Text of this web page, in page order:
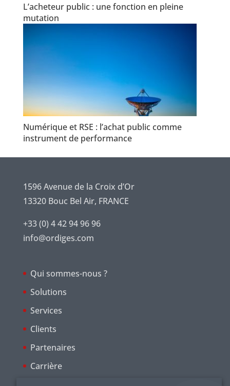
L’acheteur public : une fonction en pleine
mutation
Numérique et RSE : l’achat public comme
instrument de performance
1596 Avenue de la Croix d’Or
13320 Bouc Bel Air, FRANCE
+33 (0) 4 42 94 96 96
info@ordiges.com
Qui sommes-nous ?
Solutions
Services
Clients
Partenaires
Carrière